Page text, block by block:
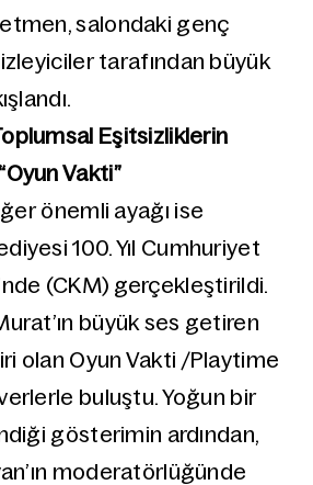
salondaki genç
tarafından büyük
Eşitsizliklerin
Vakti”
önemli ayağı ise
100. Yıl Cumhuriyet
(CKM) gerçekleştirildi.
büyük ses getiren
olan Oyun Vakti /Playtime
buluştu. Yoğun bir
gösterimin ardından,
moderatörlüğünde